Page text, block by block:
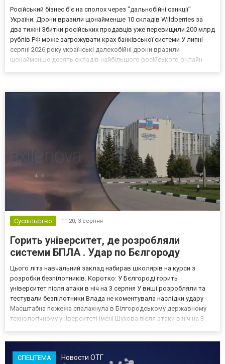
Російський бізнес б'є на сполох через "дальнобійні санкції"
України. Дрони вразили щонайменше 10 складів Wildberries за
два тижні Збитки російських продавців уже перевищили 200 млрд
рублів РФ може загрожувати крах банківської системи У липні-
серпні 2026 року українські далекобійні дрони вразили
щонайменше десять складів найбільшого російського онлайн-
Суспільство 11:20, 3 серпня
Горить університет, де розробляли
системи БПЛА . Удар по Бєлгороду
Цього літа навчальний заклад набирав школярів на курси з
розробки безпілотників. Коротко: У Бєлгороді горить
університет після атаки в ніч на 3 серпня У виші розробляли та
тестували безпілотники Влада не коментувала наслідки удару
Масштабна пожежа спалахнула в Білгородському державному
технологічному університеті імені Шухова після атаки в ніч на 3
СПЕЦТЕМА Новости ОТГ